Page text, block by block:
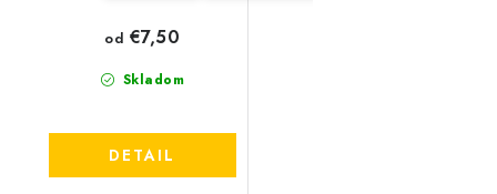
Skladom
od €7,50
DETAIL